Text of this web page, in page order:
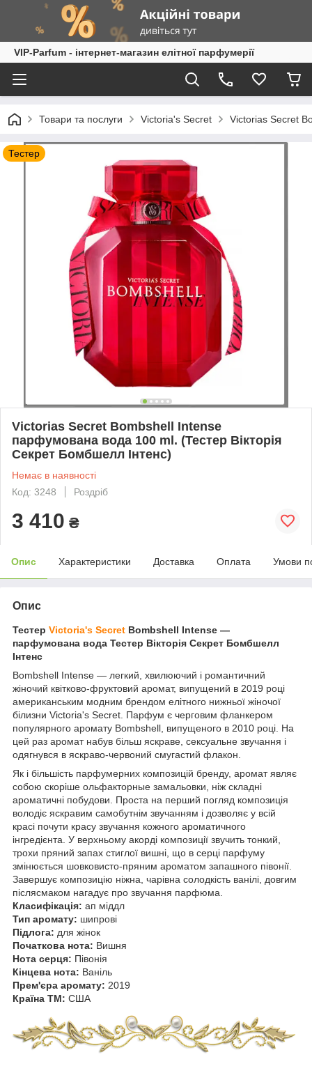
VIP-Parfum - інтернет-магазин елітної парфумерії
Товари та послуги Victoria's Secret Victorias Secret
Тестер
Victorias Secret Bombshell Intense
парфумована вода 100 ml. (Тестер Вікторія
Секрет Бомбшелл Інтенс)
Немає в наявності
Код: 3248
Роздріб
3 410 ₴
Опис Характеристики Доставка Оплата Умови
Опис
Тестер Victoria's Secret Bombshell Intense ―
парфумована вода Тестер Вікторія Секрет Бомбшелл
Інтенс
Bombshell Intense — легкий, хвилюючий і романтичний
жіночий квітково-фруктовий аромат, випущений в 2019 році
американським модним брендом елітного нижньої жіночої
білизни Victoria's Secret. Парфум є черговим фланкером
популярного аромату Bombshell, випущеного в 2010 році. На
цей раз аромат набув більш яскраве, сексуальне звучання і
одягнувся в яскраво-червоний смугастий флакон.
Як і більшість парфумерних композицій бренду, аромат являє
собою скоріше ольфакторные замальовки, ніж складні
ароматичні побудови. Проста на перший погляд композиція
володіє яскравим самобутнім звучанням і дозволяє у всій
красі почути красу звучання кожного ароматичного
інгредієнта. У верхньому акорді композиції звучить тонкий,
трохи пряний запах стиглої вишні, що в серці парфуму
змінюється шовковисто-пряним ароматом запашного півонії.
Завершує композицію ніжна, чарівна солодкість ванілі, довгим
післясмаком нагадує про звучання парфюма.
Класифікація: ап міддл
Тип аромату: шипрові
Підлога: для жінок
Початкова нота: Вишня
Нота серця: Півонія
Кінцева нота: Ваніль
Прем'єра аромату: 2019
Країна ТМ: США